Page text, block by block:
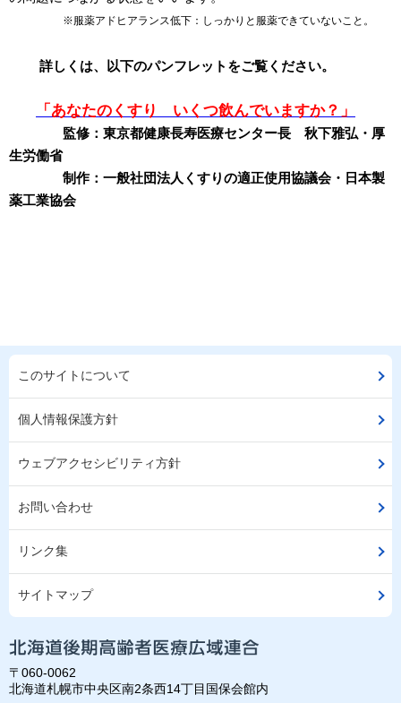
※服薬アドヒアランス低下：しっかりと服薬できていないこと。
詳しくは、以下のパンフレットをご覧ください。
「あなたのくすり いくつ飲んでいますか？」
監修：東京都健康長寿医療センター長 秋下雅弘・厚
生労働省
制作：一般社団法人くすりの適正使用協議会・日本製
薬工業協会
このサイトについて
個人情報保護方針
ウェブアクセシビリティ方針
お問い合わせ
リンク集
サイトマップ
〒060-0062
北海道札幌市中央区南2条西14丁目国保会館内